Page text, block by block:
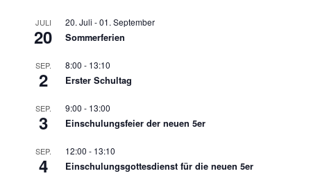
JULI
20
20. Juli -01. September
Sommerferien
SEP.
2
8:00 - 13:10
Erster Schultag
SEP.
3
9:00 - 13:00
Einschulungsfeier der neuen 5er
SEP.
4
12:00 - 13:10
Einschulungsgottesdienst für die neuen 5er